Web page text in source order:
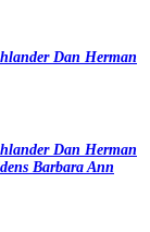
Dan Herman
Dan Herman
Barbara Ann